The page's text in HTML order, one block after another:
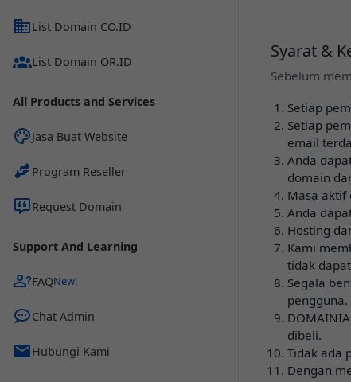
List Domain CO.ID
List Domain OR.ID
All Products and Services
Jasa Buat Website
Program Reseller
Request Domain
Support And Learning
FAQ
Chat Admin
Hubungi Kami
Syarat &
Sebelum
Setiap
Setiap
email
Anda
domain
Masa aktif
Anda
Hosting
Kami
tidak dapat
Segala
pengguna.
dibeli.
Tidak ada
Dengan